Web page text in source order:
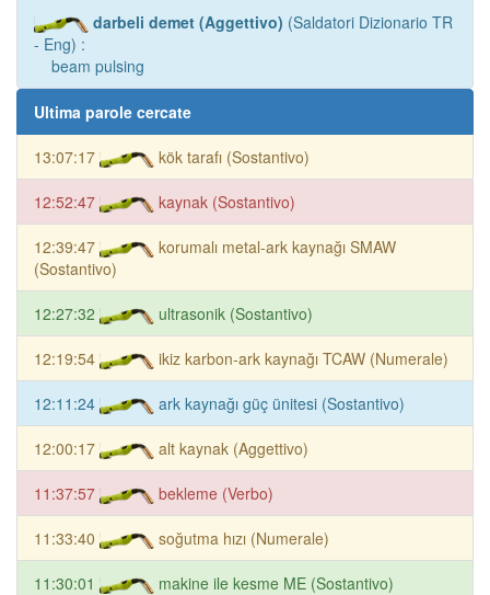
darbeli demet (Aggettivo) (Saldatori Dizionario TR
- Eng) :
beam pulsing
Ultima parole cercate
13:07:17 kök tarafı (Sostantivo)
12:52:47 kaynak (Sostantivo)
12:39:47
korumalı metal-ark kaynağı SMAW
(Sostantivo)
12:27:32 ultrasonik (Sostantivo)
12:19:54 ikiz karbon-ark kaynağı TCAW (Numerale)
12:11:24 ark kaynağı güç ünitesi (Sostantivo)
12:00:17 alt kaynak (Aggettivo)
11:37:57 bekleme (Verbo)
11:33:40 soğutma hızı (Numerale)
11:30:01 makine ile kesme ME (Sostantivo)